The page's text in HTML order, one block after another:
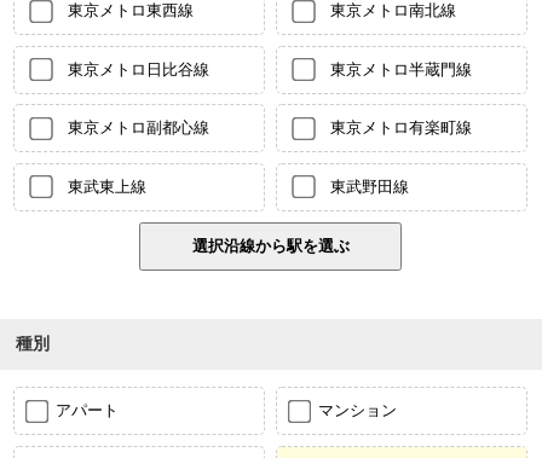
東京メトロ東西線 東京メトロ南北線
東京メトロ日比谷線 東京メトロ半蔵門線
東京メトロ副都心線 東京メトロ有楽町線
東武東上線 東武野田線
種別
アパート マンション